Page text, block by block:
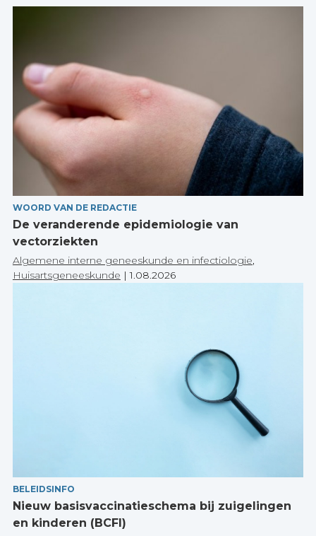
WOORD VAN DE REDACTIE
De veranderende epidemiologie van
vectorziekten
Algemene interne geneeskunde en infectiologie,
Huisartsgeneeskunde |1.08.2026
BELEIDSINFO
Nieuw basisvaccinatieschema bij zuigelingen
en kinderen (BCFI)